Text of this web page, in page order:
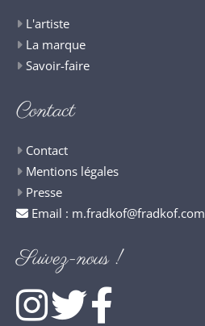
L'artiste
La marque
Savoir-faire
Contact
Contact
Mentions légales
Presse
Email : m.fradkof@fradkof.com
Suivez-nous !